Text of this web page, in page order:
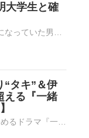
大学生と確
タキ”＆伊
える『一緒